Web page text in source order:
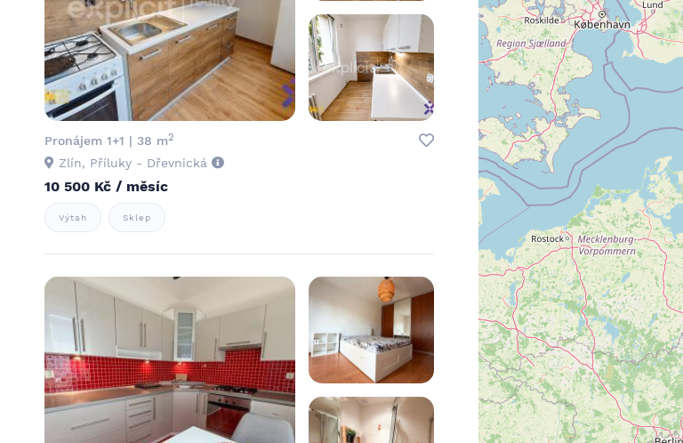
Pronájem 1+1 | 38 m2
Zlín, Příluky - Dřevnická
10 500 Kč / měsíc
Výtah Sklep